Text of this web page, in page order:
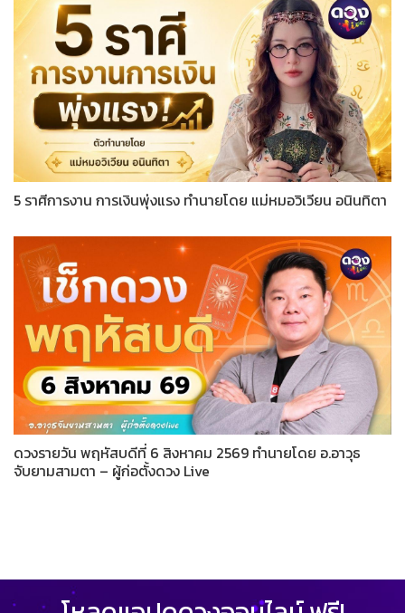
5 ราศีการงาน การเงินพุ่งแรง ทำนายโดย แม่หมอวิเวียน อนินทิตา
ดวงรายวัน พฤหัสบดีที่ 6 สิงหาคม 2569 ทำนายโดย อ.อาวุธ
จับยามสามตา – ผู้ก่อตั้งดวง Live